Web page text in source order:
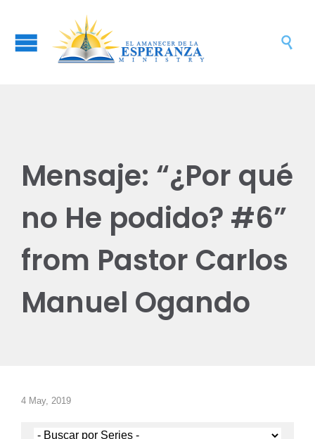

Mensaje: “¿Por qué
no He podido? #6”
from Pastor Carlos
Manuel Ogando
4 May, 2019